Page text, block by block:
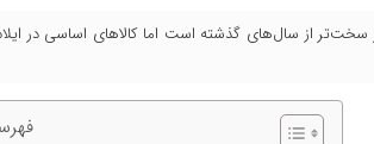
از سال‌های گذشته است اما کالاهای اساسی در